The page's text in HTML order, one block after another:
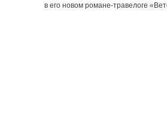
в его новом романе-травелоге